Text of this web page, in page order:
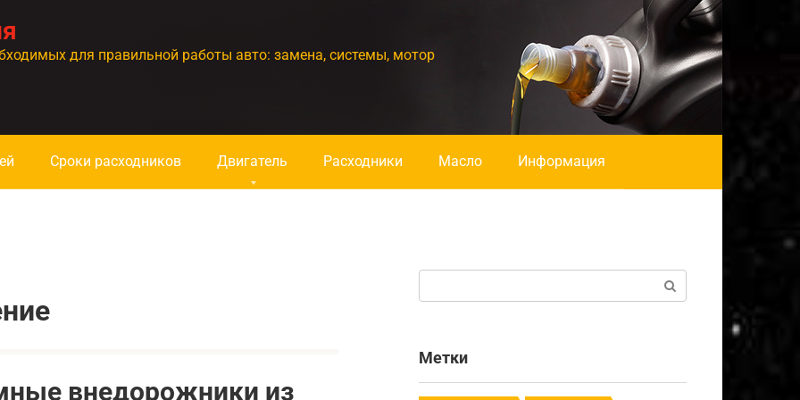
для правильной работы авто: замена, системы, мотор
Сроки расходников Двигатель Расходники Масло Информация
внедорожники из
Метки